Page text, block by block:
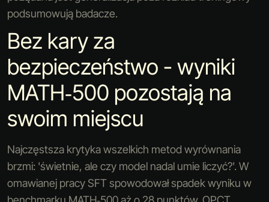
podsumowują badacze.
Bez kary za
bezpieczeństwo - wyniki
MATH‑500 pozostają na
swoim miejscu
Najczęstsza krytyka wszelkich metod wyrównania
brzmi: 'świetnie, ale czy model nadal umie liczyć?'. W
omawianej pracy SFT spowodował spadek wyniku w